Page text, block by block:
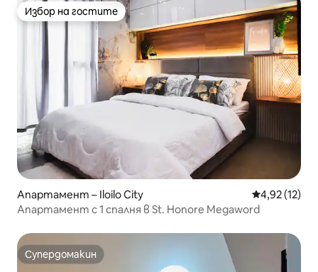
Избор на гостите
Избор на гостите
Апартамент – Iloilo City Средна
4,92 (12)
Апартамент с 1 спалня в St. Honore Megaword
Супердомакин
Супердомакин